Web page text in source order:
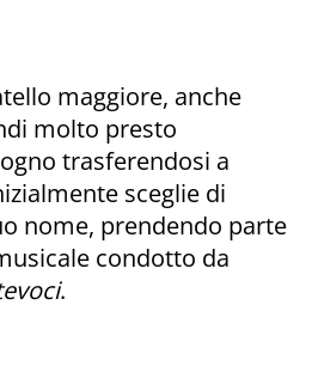
maggiore, anche
molto presto
trasferendosi a
sceglie di
nome, prendendo parte
condotto da
.